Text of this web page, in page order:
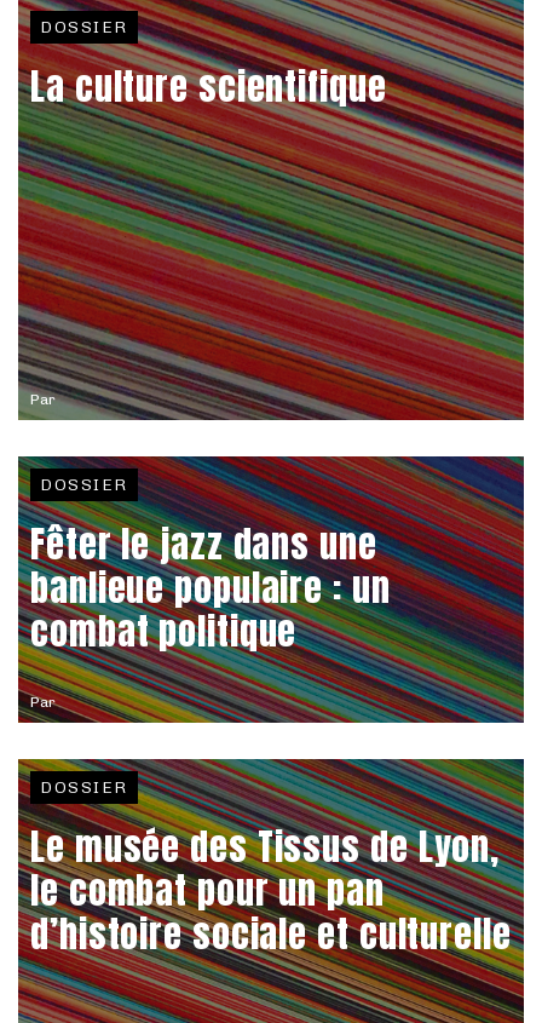
Par
DOSSIER
La culture scientifique
Par
DOSSIER
Fêter le jazz dans une
banlieue populaire : un
combat politique
DOSSIER
Le musée des Tissus de Lyon,
le combat pour un pan
d’histoire sociale et culturelle